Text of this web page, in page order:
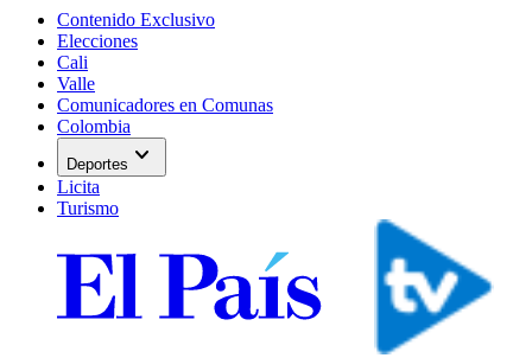
Contenido Exclusivo
Elecciones
Cali
Valle
Comunicadores en Comunas
Colombia
Deportes expand_more
Licita
Turismo